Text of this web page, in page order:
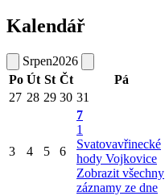
Kalendář
Srpen2026
Po Út St Čt Pá
27 28 29 30 31
3 4 5 6
7
1
Svatovavřinecké
hody Vojkovice
Zobrazit všechny
záznamy ze dne